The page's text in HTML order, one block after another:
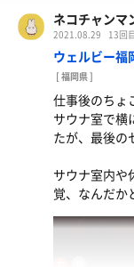
本当に間に
・16時アウ
優しく気持
香りと熱気
力強い熱波！
・18時アウ
かもやんさ
水分補給の
風はさるこ
・最近サウ
久しぶりの
・ホテルサ
八百治やカン
・テレビが
小さめの音
・気持ちい
二段になっ
上段はもう
・2、3セッ
《水風呂》
・頑張って2
岩で囲まれ
・入ってす
ネコチャンマ
2021.08.29 13回
ウェルビー
[ 福岡県 ]
仕事後のちょ
サウナ室で横
たが、最後の
サウナ室内や
覚、なんだか